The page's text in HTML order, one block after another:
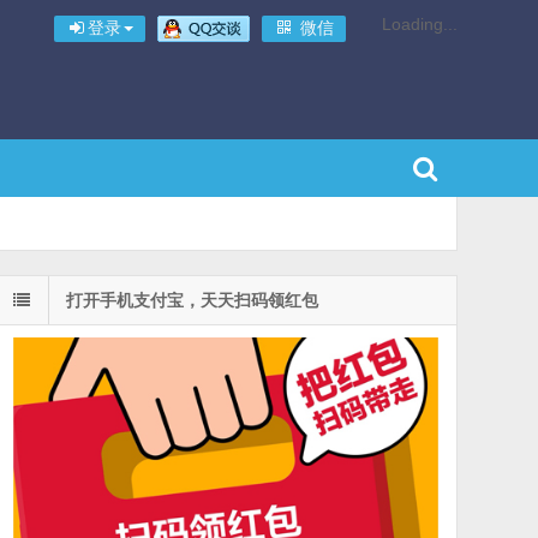
登录 微信 Loading...
打开手机支付宝，天天扫码领红包